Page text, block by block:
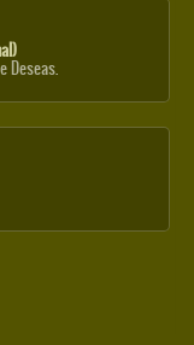
Deseas.